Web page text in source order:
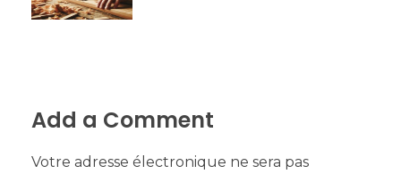
Add a Comment
Votre adresse électronique ne sera pas